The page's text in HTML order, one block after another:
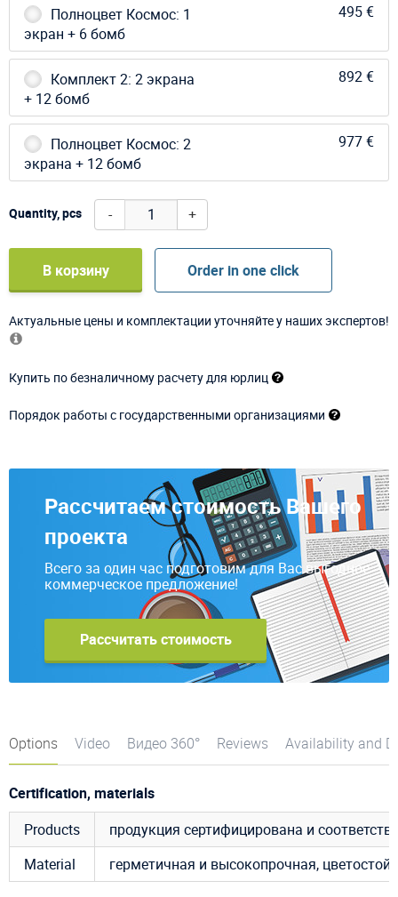
Полноцвет Космос: 1
экран + 6 бомб
495 €
Комплект 2: 2 экрана
+ 12 бомб
892 €
Полноцвет Космос: 2
экрана + 12 бомб
977 €
Quantity, pcs - +
В корзину Order in one click
Актуальные цены и комплектации уточняйте у наших экспертов!
Купить по безналичному расчету для юрлиц
Порядок работы с государственными организациями
Рассчитаем стоимость Вашего
проекта
Всего за один час подготовим для Вас выгодное
коммерческое предложение!
Рассчитать стоимость
Options Video Видео 360° Reviews Availability and
Certification, materials
Products
продукция сертифицирована и
Material
герметичная и высокопрочная,